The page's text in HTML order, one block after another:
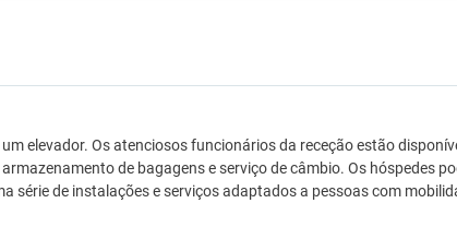
elevador. Os atenciosos funcionários da receção estão
de bagagens e serviço de câmbio. Os hóspedes
série de instalações e serviços adaptados a pessoas com